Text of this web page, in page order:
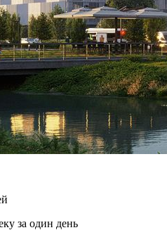
за один день